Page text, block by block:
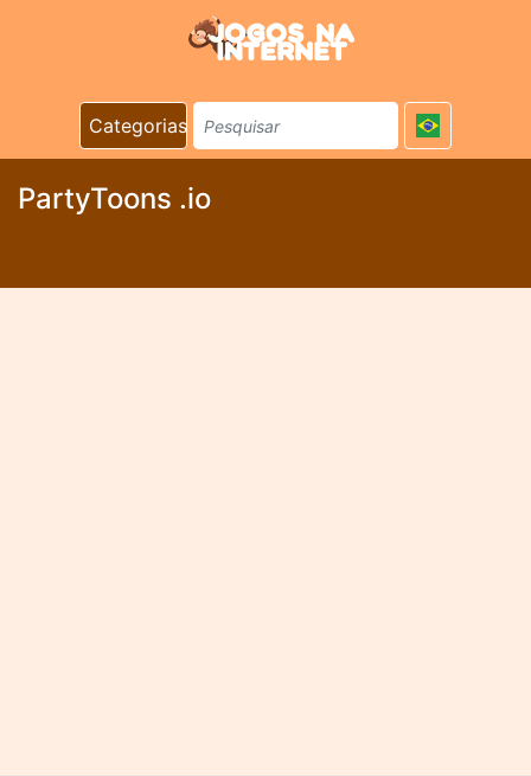
Categorias
PartyToons .io